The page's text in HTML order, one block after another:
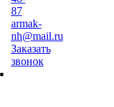
87
armak-
nh@mail.ru
Заказать
звонок